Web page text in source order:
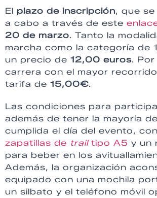
El plazo de inscripción, que
a cabo a través de este
20 de marzo. Tanto la
marcha como la categoría de
un precio de 12,00 euros.
carrera con el mayor
tarifa de 15,00€.
Las condiciones para
además de tener la mayoría
cumplida el día del evento,
zapatillas de trail tipo A5 y un
para beber en los
Además, la organización
equipado con una mochila
un silbato y el teléfono móvil